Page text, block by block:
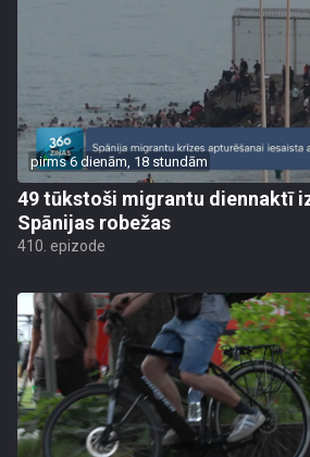
pirms 6 dienām, 18 stundām
49 tūkstoši migrantu diennaktī
Spānijas robežas
410. epizode